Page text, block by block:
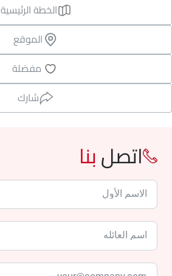
الخطة الرئيسية
الموقع
مفضلة
شارك
اتصلبنا